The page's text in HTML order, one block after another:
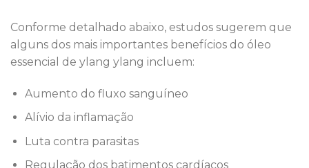
Conforme detalhado abaixo, estudos sugerem que
alguns dos mais importantes benefícios do óleo
essencial de ylang ylang incluem:
Aumento do fluxo sanguíneo
Alívio da inflamação
Luta contra parasitas
Regulação dos batimentos cardíacos